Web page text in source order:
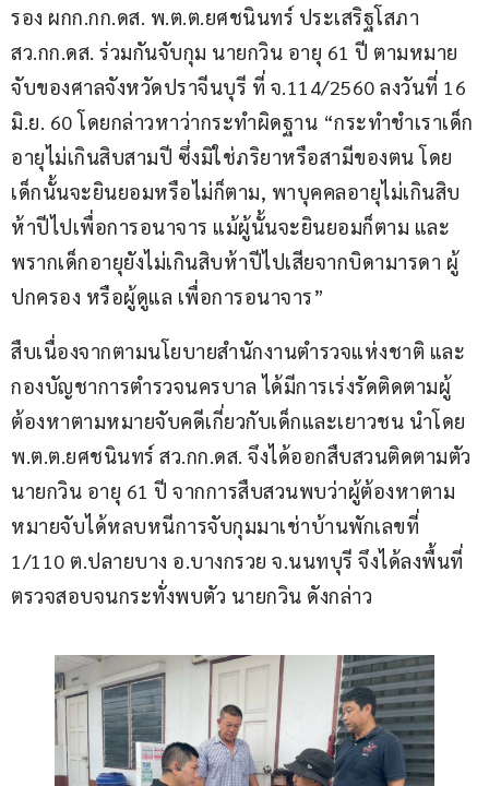
รอง ผกก.กก.ดส. พ.ต.ต.ยศชนินทร์ ประเสริฐโสภา
สว.กก.ดส. ร่วมกันจับกุม นายกวิน อายุ 61 ปี ตามหมาย
จับของศาลจังหวัดปราจีนบุรี ที่ จ.114/2560 ลงวันที่ 16
มิ.ย. 60 โดยกล่าวหาว่ากระทำผิดฐาน “กระทำชำเราเด็ก
อายุไม่เกินสิบสามปี ซึ่งมิใช่ภริยาหรือสามีของตน โดย
เด็กนั้นจะยินยอมหรือไม่ก็ตาม, พาบุคคลอายุไม่เกินสิบ
ห้าปีไปเพื่อการอนาจาร แม้ผู้นั้นจะยินยอมก็ตาม และ
พรากเด็กอายุยังไม่เกินสิบห้าปีไปเสียจากบิดามารดา ผู้
ปกครอง หรือผู้ดูแล เพื่อการอนาจาร”
สืบเนื่องจากตามนโยบายสำนักงานตำรวจแห่งชาติ และ
กองบัญชาการตำรวจนครบาล ได้มีการเร่งรัดติดตามผู้
ต้องหาตามหมายจับคดีเกี่ยวกับเด็กและเยาวชน นำโดย
พ.ต.ต.ยศชนินทร์ สว.กก.ดส. จึงได้ออกสืบสวนติดตามตัว
นายกวิน อายุ 61 ปี จากการสืบสวนพบว่าผู้ต้องหาตาม
หมายจับได้หลบหนีการจับกุมมาเช่าบ้านพักเลขที่
1/110 ต.ปลายบาง อ.บางกรวย จ.นนทบุรี จึงได้ลงพื้นที่
ตรวจสอบจนกระทั่งพบตัว นายกวิน ดังกล่าว